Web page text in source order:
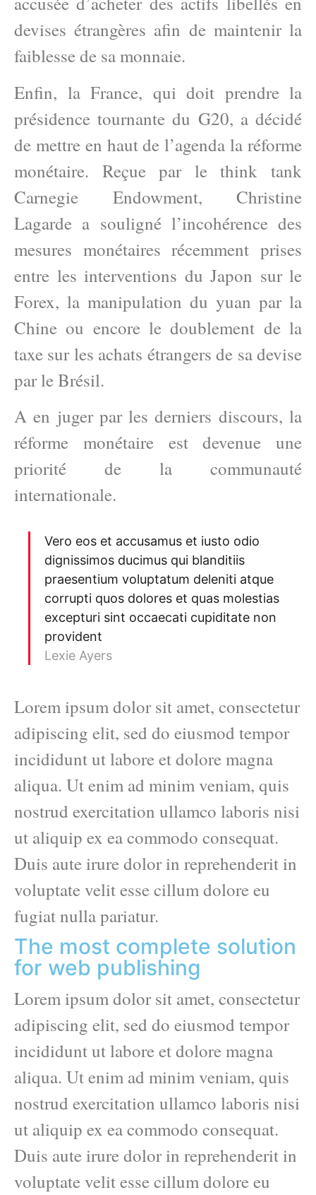
devises étrangères afin de maintenir la
faiblesse de sa monnaie.
Enfin, la France, qui doit prendre la
présidence tournante du G20, a décidé
de mettre en haut de l’agenda la réforme
monétaire. Reçue par le think tank
Carnegie Endowment, Christine
Lagarde a souligné l’incohérence des
mesures monétaires récemment prises
entre les interventions du Japon sur le
Forex, la manipulation du yuan par la
Chine ou encore le doublement de la
taxe sur les achats étrangers de sa devise
par le Brésil.
A en juger par les derniers discours, la
réforme monétaire est devenue une
priorité de la communauté
internationale.
Vero eos et accusamus et iusto odio
dignissimos ducimus qui blanditiis
praesentium voluptatum deleniti atque
corrupti quos dolores et quas molestias
excepturi sint occaecati cupiditate non
provident
Lexie Ayers
Lorem ipsum dolor sit amet, consectetur
adipiscing elit, sed do eiusmod tempor
incididunt ut labore et dolore magna
aliqua. Ut enim ad minim veniam, quis
nostrud exercitation ullamco laboris nisi
ut aliquip ex ea commodo consequat.
Duis aute irure dolor in reprehenderit in
voluptate velit esse cillum dolore eu
fugiat nulla pariatur.
The most complete solution
for web publishing
Lorem ipsum dolor sit amet, consectetur
adipiscing elit, sed do eiusmod tempor
incididunt ut labore et dolore magna
aliqua. Ut enim ad minim veniam, quis
nostrud exercitation ullamco laboris nisi
ut aliquip ex ea commodo consequat.
Duis aute irure dolor in reprehenderit in
voluptate velit esse cillum dolore eu